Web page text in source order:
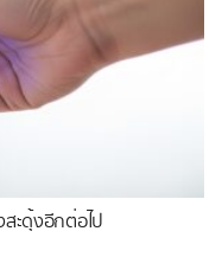
ะดุ้งอีกต่อไป